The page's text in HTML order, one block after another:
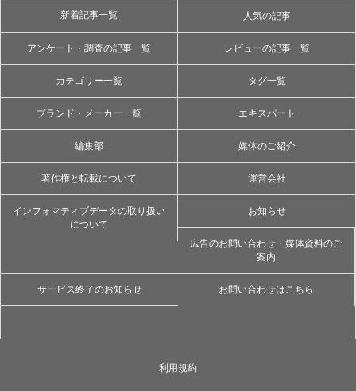
新着記事一覧 人気の記事
アンケート・調査の記事一覧 レビューの記事一覧
カテゴリー一覧 タグ一覧
ブランド・メーカー一覧 エキスパート
編集部 媒体のご紹介
著作権と転載について 運営会社
インフォマティブデータの取り扱い
について
お知らせ
広告のお問い合わせ・媒体資料のご
案内
サービス終了のお知らせ お問い合わせはこちら
利用規約